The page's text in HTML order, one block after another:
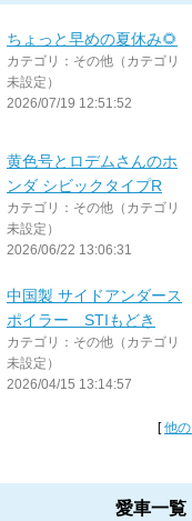
ちょっと早めの夏休み🌻
カテゴリ：その他（カテゴリ
未設定）
2026/07/19 12:51:52
黄色号とロデムさんのホ
ンダ シビックタイプR
カテゴリ：その他（カテゴリ
未設定）
2026/06/22 13:06:31
中国製 サイドアンダース
ポイラー STIもどき
カテゴリ：その他（カテゴリ
未設定）
2026/04/15 13:14:57
[他
愛車一覧